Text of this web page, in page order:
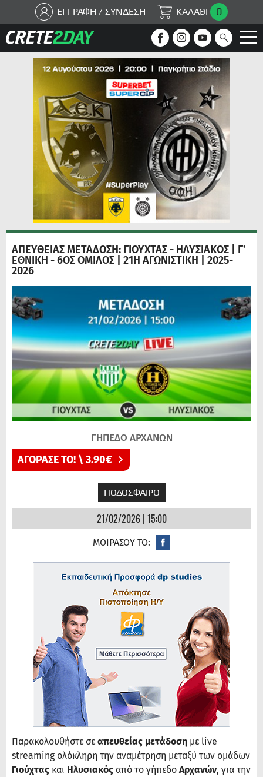
ΕΓΓΡΑΦΗ / ΣΥΝΔΕΣΗ ΚΑΛΑΘΙ 0
ΑΠΕΥΘΕΙΑΣ ΜΕΤΑΔΟΣΗ: ΓΙΟΥΧΤΑΣ - ΗΛΥΣΙΑΚΟΣ | Γ’
ΕΘΝΙΚΗ - 6ΟΣ ΟΜΙΛΟΣ | 21Η ΑΓΩΝΙΣΤΙΚΗ | 2025-
2026
ΓΗΠΕΔΟ ΑΡΧΑΝΩΝ
ΑΓΟΡΑΣΕ ΤΟ! \ 3.90€
ΠΟΔΟΣΦΑΙΡΟ
21/02/2026 | 15:00
ΜΟΙΡΑΣΟΥ ΤΟ:
Παρακολουθήστε σε απευθείας μετάδοση με live
streaming ολόκληρη την αναμέτρηση μεταξύ των ομάδων
Γιούχτας και Ηλυσιακός από το γήπεδο Αρχανών, για την